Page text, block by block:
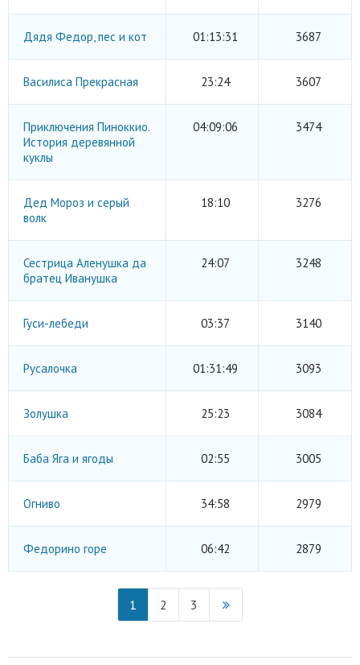
Дядя Федор, пес и кот 01:13:31 3687
Василиса Прекрасная 23:24 3607
Приключения Пиноккио.
История деревянной
куклы
04:09:06 3474
Дед Мороз и серый
волк
18:10 3276
Сестрица Аленушка да
братец Иванушка
24:07 3248
Гуси-лебеди 03:37 3140
Русалочка 01:31:49 3093
Золушка 25:23 3084
Баба Яга и ягоды 02:55 3005
Огниво 34:58 2979
Федорино горе 06:42 2879
1 2 3